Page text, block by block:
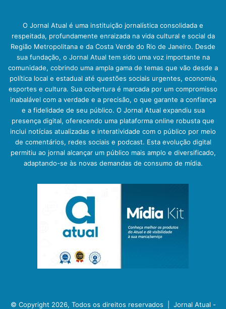
O Jornal Atual é uma instituição jornalística consolidada e
respeitada, profundamente enraizada na vida cultural e social da
Região Metropolitana e da Costa Verde do Rio de Janeiro. Desde
sua fundação, o Jornal Atual tem sido uma voz importante na
comunidade, cobrindo uma ampla gama de temas que vão desde a
política local e estadual até questões sociais urgentes, economia,
esportes e cultura. Sua cobertura é marcada por um compromisso
inabalável com a verdade e a precisão, o que garante a confiança
e a fidelidade de seu público. O Jornal Atual expandiu sua
presença digital, oferecendo uma plataforma online robusta que
inclui notícias atualizadas e interatividade com o público por meio
de comentários, redes sociais e podcast. Esta evolução digital
permitiu ao jornal alcançar um público mais amplo e diversificado,
adaptando-se às novas demandas de consumo de mídia.
© Copyright 2026, Todos os direitos reservados | Jornal Atual -